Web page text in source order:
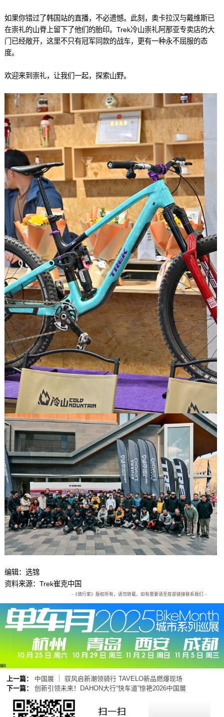
如果你错过了韩国站的直播，不必遗憾。此刻，奥卡拉汉与戴维斯已
在崇礼的山脊上留下了他们的胎印。Trek冷山崇礼阿那亚专卖店的大
门已经敞开，这里不只有冠军同款的战车，更有一种永不屈服的态
度。
欢迎来到崇礼，让我们一起，探索山野。
编辑：选锦
资料来源：Trek崔克中国
-《骑行家》版权所有，请勿转载。如有需要请至底部链接联系我们 -
广告
上一篇：
中国展 ｜ 驭风启新潮领骑行 TAVELO新品燃爆现场
下一篇：
创新引领未来！DAHON大行“快车道”惊艳2026中国展